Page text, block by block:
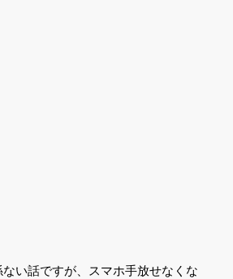
い話ですが、スマホ手放せなくな